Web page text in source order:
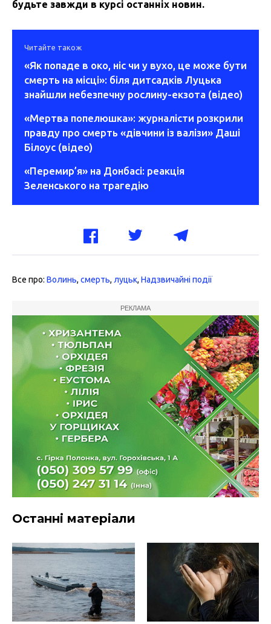
будьте завжди в курсі останніх новин.
Читайте також
«Як попаде в око, ніс чи у вухо, це може бути
смерть на місці»: біля дитсадків Луцька
знайшли небезпечну рослину-екзота (відео)
«Мертва попелюшка»: журналісти розкрили
правду про смерть «дівчини із валізи» Даші
Білоус (відео)
«Перемир’я» на Донбасі: реакція
Зеленського на трагедію
Все про: Волинь, смерть, луцьк, Надзвичайні події
РЕКЛАМА
Останні матеріали